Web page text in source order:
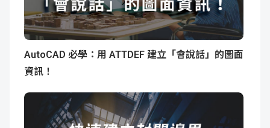
AutoCAD 必學：用 ATTDEF 建立「會說話」的圖面
資訊！